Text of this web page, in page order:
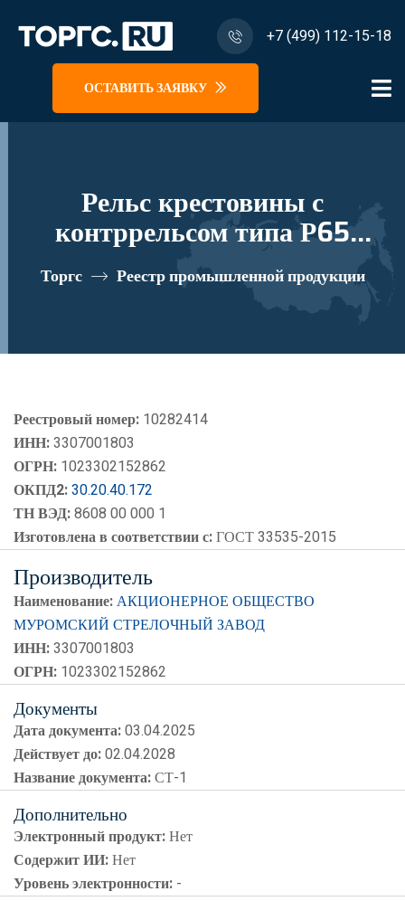
+7 (499) 112-15-18
ОСТАВИТЬ ЗАЯВКУ
Рельс крестовины с
контррельсом типа Р65
марки 1/11 проект
53103.14.000-02/03;
номер 10282414
Торгс Реестр промышленной продукции
Реестровый номер: 10282414
ИНН:3307001803
ОГРН: 1023302152862
ОКПД2:30.20.40.172
ТН ВЭД:8608 00 000 1
Изготовлена в соответствии с:ГОСТ 33535-2015
Производитель
Наименование:АКЦИОНЕРНОЕ ОБЩЕСТВО
МУРОМСКИЙ СТРЕЛОЧНЫЙ ЗАВОД
ИНН:3307001803
ОГРН: 1023302152862
Документы
Дата документа:03.04.2025
Действует до:02.04.2028
Название документа:СТ-1
Дополнительно
Электронный продукт:Нет
Содержит ИИ:Нет
Уровень электронности: -